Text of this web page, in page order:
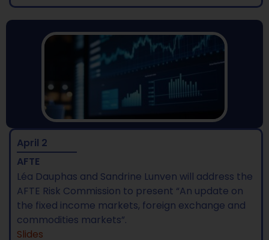
April 2
AFTE
Léa Dauphas and Sandrine Lunven will address the
AFTE Risk Commission to present “An update on
the fixed income markets, foreign exchange and
commodities markets”.
Slides